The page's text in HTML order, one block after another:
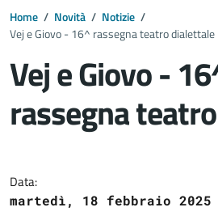
Home / Novità / Notizie /
Vej e Giovo - 16^ rassegna teatro dialettale
Vej e Giovo -
rassegna
Data:
martedì, 18 febbraio 2025